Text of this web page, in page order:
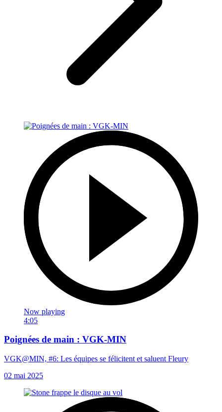
Now playing
4:05
Poignées de main : VGK-MIN
VGK@MIN, #6: Les équipes se félicitent et saluent Fleury
02 mai 2025